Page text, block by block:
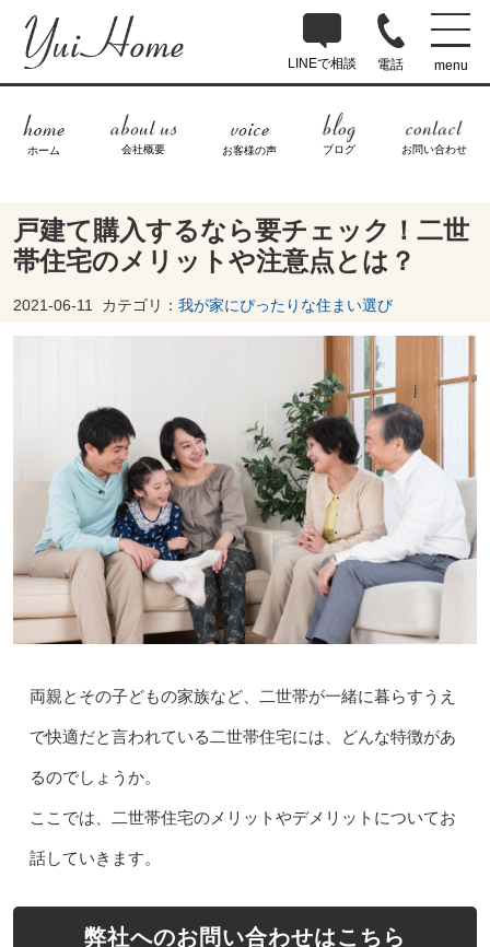
LINEで相談 電話 menu
ホーム 会社概要 お客様の声 ブログ お問い合わせ
戸建て購入するなら要チェック！二世
帯住宅のメリットや注意点とは？
2021-06-11 カテゴリ： 我が家にぴったりな住まい選び
両親とその子どもの家族など、二世帯が一緒に暮らすうえ
で快適だと言われている二世帯住宅には、どんな特徴があ
るのでしょうか。
ここでは、二世帯住宅のメリットやデメリットについてお
話していきます。
弊社へのお問い合わせはこちら